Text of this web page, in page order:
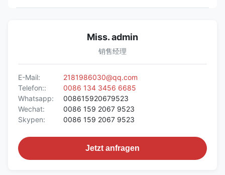
Miss. admin
销售经理
E-Mail:
2181986030@qq.com
Telefon::
0086 134 3456 6685
Whatsapp:
008615920679523
Wechat:
0086 159 2067 9523
Skypen:
0086 159 2067 9523
Jetzt anfragen